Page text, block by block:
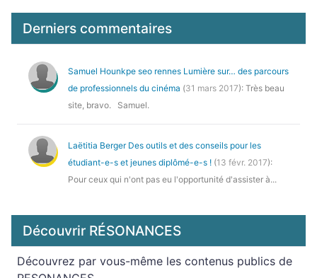
Derniers commentaires
Samuel Hounkpe seo rennes Lumière sur… des parcours
de professionnels du cinéma (31 mars 2017): Très beau
site, bravo. Samuel.
Laëtitia Berger Des outils et des conseils pour les
étudiant-e-s et jeunes diplômé-e-s ! (13 févr. 2017):
Pour ceux qui n'ont pas eu l'opportunité d'assister à...
Découvrir RÉSONANCES
Découvrez par vous-même les contenus publics de